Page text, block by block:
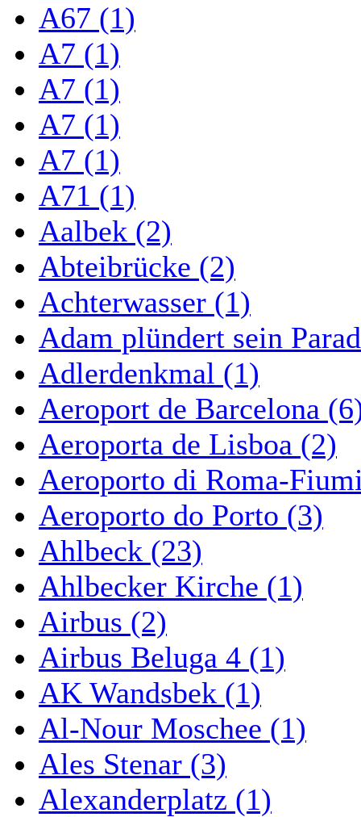
A67 (1)
A7 (1)
A7 (1)
A7 (1)
A7 (1)
A71 (1)
Aalbek (2)
Abteibrücke (2)
Achterwasser (1)
Adam plündert sein
Adlerdenkmal (1)
Aeroport de Barcelona
Aeroporta de Lisboa (2)
Aeroporto di Roma-
Aeroporto do Porto (3)
Ahlbeck (23)
Ahlbecker Kirche (1)
Airbus (2)
Airbus Beluga 4 (1)
AK Wandsbek (1)
Al-Nour Moschee (1)
Ales Stenar (3)
Alexanderplatz (1)